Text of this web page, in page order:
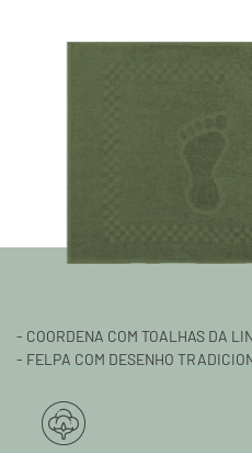
- COORDENA COM TOALHAS DA
- FELPA COM DESENHO